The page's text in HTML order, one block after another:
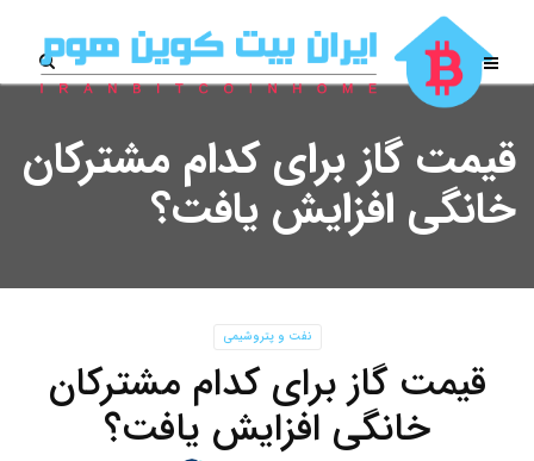
قیمت گاز برای کدام مشترکان
خانگی افزایش یافت؟
نفت و پتروشیمی
قیمت گاز برای کدام مشترکان
خانگی افزایش یافت؟